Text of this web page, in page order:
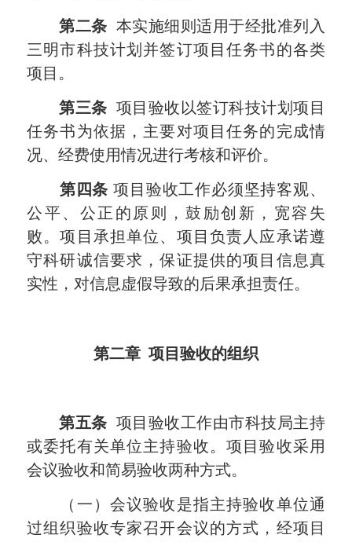
第二条 本实施细则适用于经批准列入
三明市科技计划并签订项目任务书的各类
项目。
第三条 项目验收以签订科技计划项目
任务书为依据，主要对项目任务的完成情
况、经费使用情况进行考核和评价。
第四条项目验收工作必须坚持客观、
公平、公正的原则，鼓励创新，宽容失
败。项目承担单位、项目负责人应承诺遵
守科研诚信要求，保证提供的项目信息真
实性，对信息虚假导致的后果承担责任。
第二章 项目验收的组织
第五条 项目验收工作由市科技局主持
或委托有关单位主持验收。项目验收采用
会议验收和简易验收两种方式。
（一）会议验收是指主持验收单位通
过组织验收专家召开会议的方式，经项目